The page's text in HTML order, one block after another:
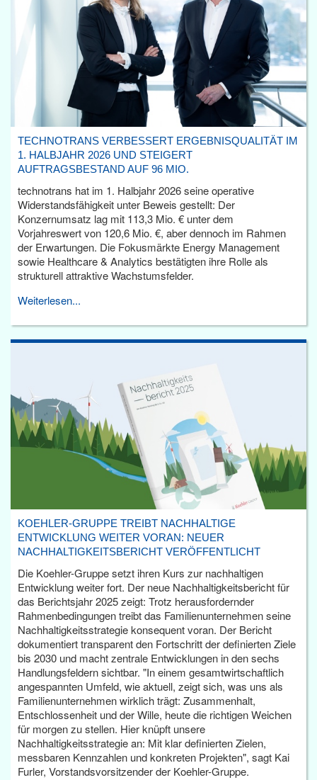
TECHNOTRANS VERBESSERT ERGEBNISQUALITÄT IM
1. HALBJAHR 2026 UND STEIGERT
AUFTRAGSBESTAND AUF 96 MIO.
technotrans hat im 1. Halbjahr 2026 seine operative
Widerstandsfähigkeit unter Beweis gestellt: Der
Konzernumsatz lag mit 113,3 Mio. € unter dem
Vorjahreswert von 120,6 Mio. €, aber dennoch im Rahmen
der Erwartungen. Die Fokusmärkte Energy Management
sowie Healthcare & Analytics bestätigten ihre Rolle als
strukturell attraktive Wachstumsfelder.
Weiterlesen...
KOEHLER-GRUPPE TREIBT NACHHALTIGE
ENTWICKLUNG WEITER VORAN: NEUER
NACHHALTIGKEITSBERICHT VERÖFFENTLICHT
Die Koehler-Gruppe setzt ihren Kurs zur nachhaltigen
Entwicklung weiter fort. Der neue Nachhaltigkeitsbericht für
das Berichtsjahr 2025 zeigt: Trotz herausfordernder
Rahmenbedingungen treibt das Familienunternehmen seine
Nachhaltigkeitsstrategie konsequent voran. Der Bericht
dokumentiert transparent den Fortschritt der definierten Ziele
bis 2030 und macht zentrale Entwicklungen in den sechs
Handlungsfeldern sichtbar. "In einem gesamtwirtschaftlich
angespannten Umfeld, wie aktuell, zeigt sich, was uns als
Familienunternehmen wirklich trägt: Zusammenhalt,
Entschlossenheit und der Wille, heute die richtigen Weichen
für morgen zu stellen. Hier knüpft unsere
Nachhaltigkeitsstrategie an: Mit klar definierten Zielen,
messbaren Kennzahlen und konkreten Projekten", sagt Kai
Furler, Vorstandsvorsitzender der Koehler-Gruppe.